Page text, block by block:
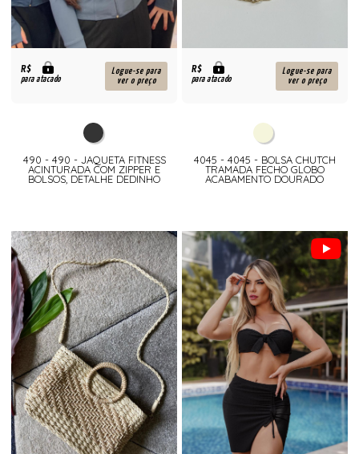
R$
para atacado
Logue-se para
ver o preço
490 - 490 - JAQUETA FITNESS
ACINTURADA COM ZIPPER E
BOLSOS, DETALHE DEDINHO
R$
para atacado
Logue-se para
ver o preço
4045 - 4045 - BOLSA CHUTCH
TRAMADA FECHO GLOBO
ACABAMENTO DOURADO